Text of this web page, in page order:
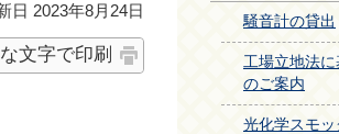
2023年8月24日
文字で印刷
騒音計の貸出
工場立地法に
のご案内
光化学スモッ